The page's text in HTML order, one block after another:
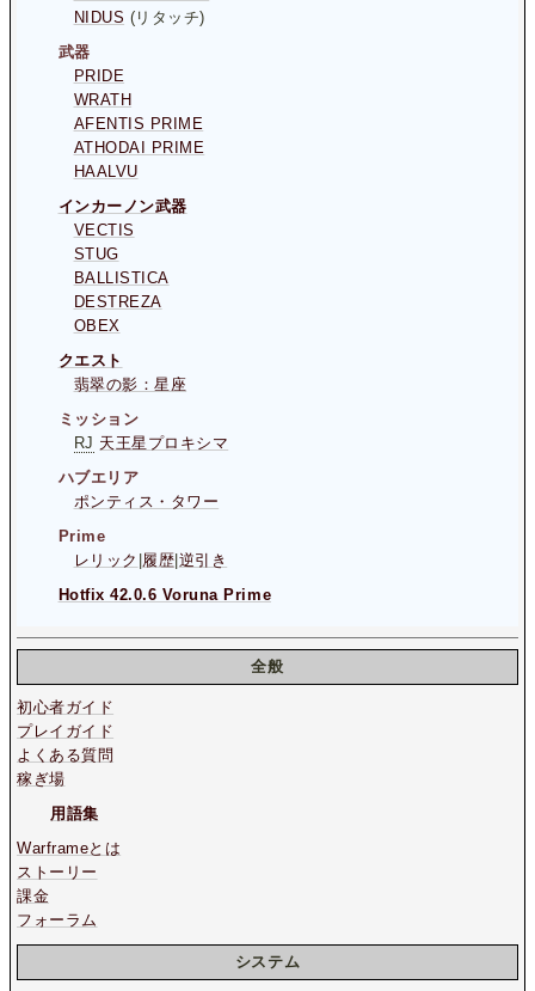
NIDUS (リタッチ)
武器
PRIDE
WRATH
AFENTIS PRIME
ATHODAI PRIME
HAALVU
インカーノン武器
VECTIS
STUG
BALLISTICA
DESTREZA
OBEX
クエスト
翡翠の影：星座
ミッション
RJ 天王星プロキシマ
ハブエリア
ポンティス・タワー
Prime
レリック 履歴 逆引き
Hotfix 42.0.6 Voruna Prime
全般
初心者ガイド
プレイガイド
よくある質問
稼ぎ場
用語集
Warframeとは
ストーリー
課金
フォーラム
システム